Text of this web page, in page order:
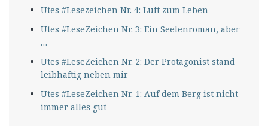
Utes #Lesezeichen Nr. 4: Luft zum Leben
Utes #LeseZeichen Nr. 3: Ein Seelenroman, aber
…
Utes #LeseZeichen Nr. 2: Der Protagonist stand
leibhaftig neben mir
Utes #LeseZeichen Nr. 1: Auf dem Berg ist nicht
immer alles gut